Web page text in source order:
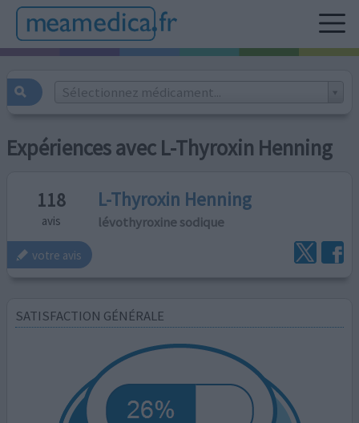
Sélectionnez médicament...
Expériences avec L-Thyroxin Henning
118
avis
L-Thyroxin Henning
lévothyroxine sodique
votre avis
SATISFACTION GÉNÉRALE